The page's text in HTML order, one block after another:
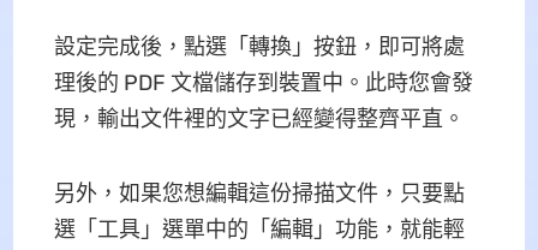
設定完成後，點選「轉換」按鈕，即可將處
理後的 PDF 文檔儲存到裝置中。此時您會發
現，輸出文件裡的文字已經變得整齊平直。
另外，如果您想編輯這份掃描文件，只要點
選「工具」選單中的「編輯」功能，就能輕